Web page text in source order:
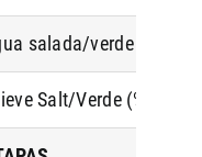
salada/verde hasta
Salt/Verde (% de